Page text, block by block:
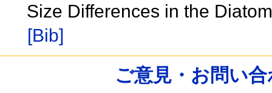
Size Differences in the
[Bib]
ご意見・お問い